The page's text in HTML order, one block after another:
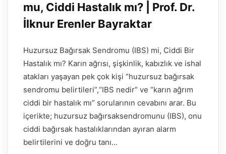
mu, Ciddi Hastalık mı? | Prof. Dr.
İlknur Erenler Bayraktar
Huzursuz Bağırsak Sendromu (IBS) mi, Ciddi Bir
Hastalık mı? Karın ağrısı, şişkinlik, kabızlık ve ishal
atakları yaşayan pek çok kişi “huzursuz bağırsak
sendromu belirtileri”,“IBS nedir” ve “karın ağrım
ciddi bir hastalık mı” sorularının cevabını arar. Bu
içerikte; huzursuz bağırsaksendromunu (IBS), onu
ciddi bağırsak hastalıklarından ayıran alarm
belirtilerini ve doğru tanı…